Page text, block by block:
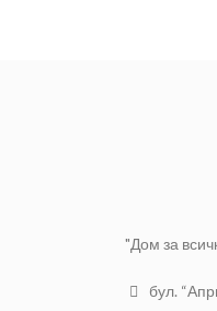
"Дом за
бул.